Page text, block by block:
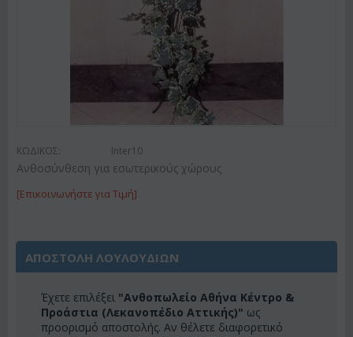
ΚΩΔΙΚΟΣ: Inter10
Ανθοσύνθεση για εσωτερικούς χώρους
[Επικοινωνήστε για Τιμή]
ΑΠΟΣΤΟΛΗ ΛΟΥΛΟΥΔΙΩΝ
Έχετε επιλέξει "Ανθοπωλείο Αθήνα Κέντρο &
Προάστια (Λεκανοπέδιο Αττικής)" ως
προορισμό αποστολής. Αν θέλετε διαφορετικό